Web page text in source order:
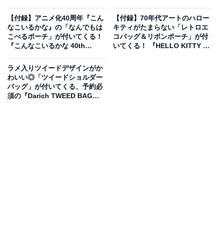
ッグBOOK pink dolphin ver.』（税込3399円）。付録と
して、「HELLO KITTY かごバッグ」が付いてきます。
日発売
【付録】アニメ化40周年『こん
なこいるかな』の「なんでもは
こべるポーチ」が付いてくる！
『こんなこいるかな 40th
日発売
【付録】70年代アートのハロー
キティがたまらない「レトロエ
コバッグ＆リボンポーチ」が付
いてくる！ 『HELLO KITTY レ
ラメ入りツイードデザインがか
わいい◎「ツイードショルダー
バッグ」が付いてくる、予約必
須の『Darich TWEED BAG